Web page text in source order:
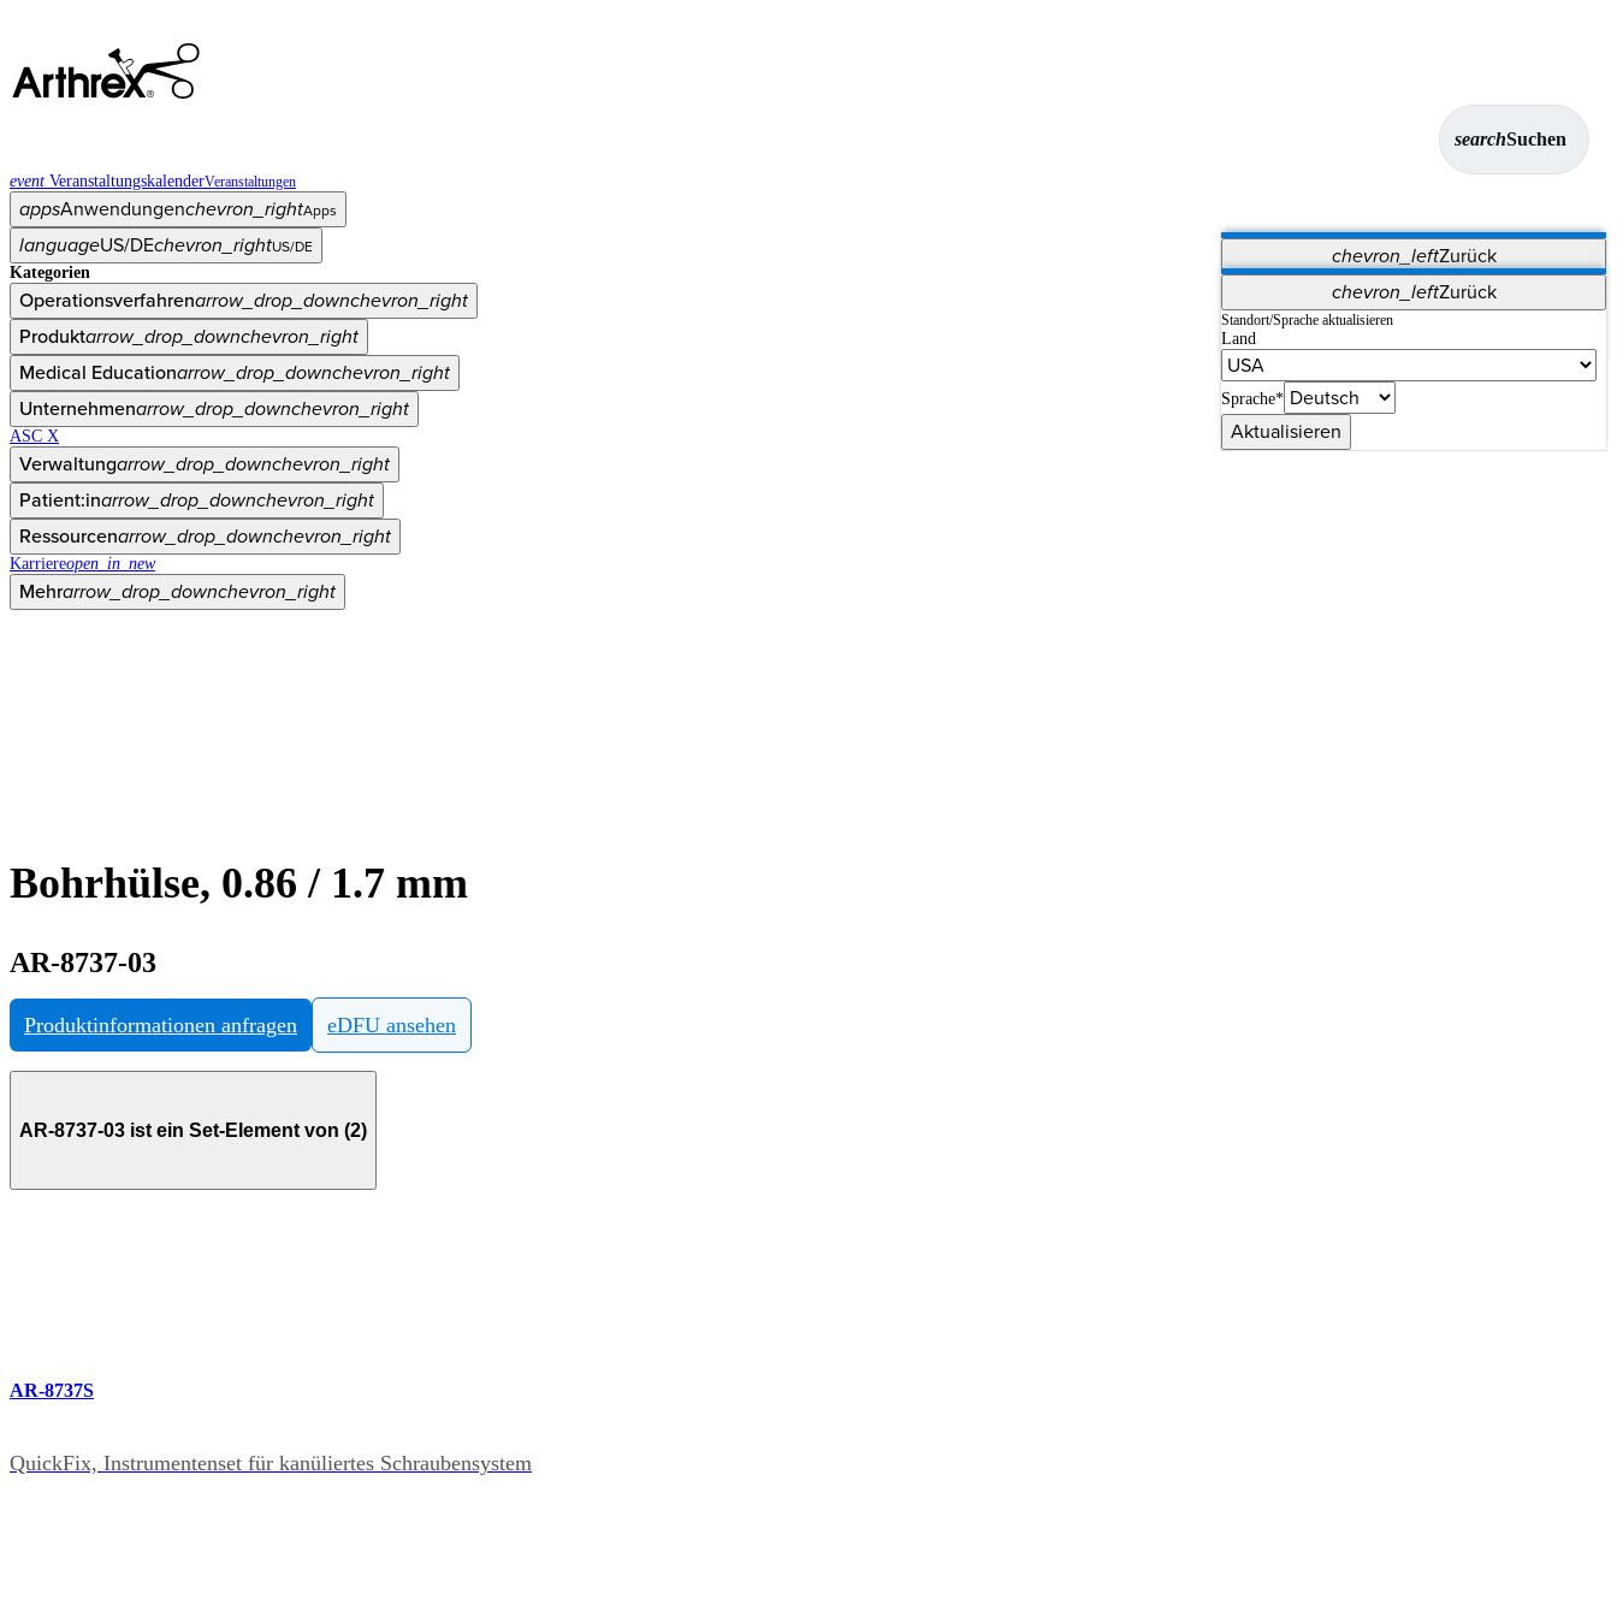
searchSuchen
event VeranstaltungskalenderVeranstaltungen
appsAnwendungenchevron_rightApps
chevron_leftZurück
Vet Systems OrthoPedia Patient
Supplier Portal
Synergy-Bildgebung und -Resektion
languageUS/DEchevron_rightUS/DE
chevron_leftZurück
Standort/Sprache aktualisieren
Land
Sprache*
Aktualisieren
Kategorien
Operationsverfahrenarrow_drop_downchevron_right
Produktarrow_drop_downchevron_right
Medical Educationarrow_drop_downchevron_right
Unternehmenarrow_drop_downchevron_right
ASC X
Verwaltungarrow_drop_downchevron_right
Patient:inarrow_drop_downchevron_right
Ressourcenarrow_drop_downchevron_right
Karriereopen_in_new
Mehrarrow_drop_downchevron_right
Bohrhülse, 0.86 / 1.7 mm
AR-8737-03
Produktinformationen anfragen eDFU ansehen
AR-8737-03 ist ein Set-Element von (2)
AR-8737S
QuickFix, Instrumentenset für kanüliertes Schraubensystem